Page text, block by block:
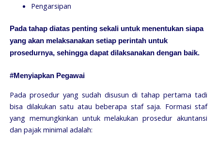
Pengarsipan
Pada tahap diatas penting sekali untuk menentukan siapa
yang akan melaksanakan setiap perintah untuk
prosedurnya, sehingga dapat dilaksanakan dengan baik.
#Menyiapkan Pegawai
Pada prosedur yang sudah disusun di tahap pertama tadi
bisa dilakukan satu atau beberapa staf saja. Formasi staf
yang memungkinkan untuk melakukan prosedur akuntansi
dan pajak minimal adalah: